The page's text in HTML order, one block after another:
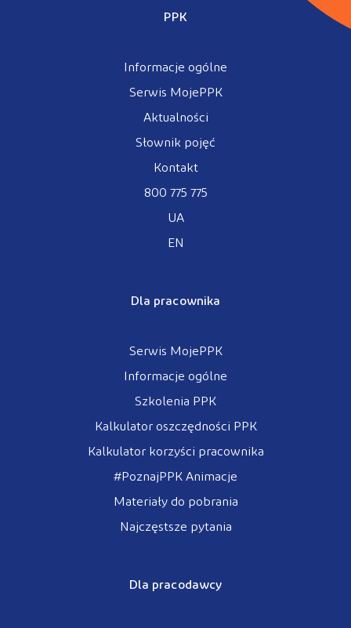
PPK
Informacje ogólne
Serwis MojePPK
Aktualności
Słownik pojęć
Kontakt
800 775 775
UA
EN
Dla pracownika
Serwis MojePPK
Informacje ogólne
Szkolenia PPK
Kalkulator oszczędności PPK
Kalkulator korzyści pracownika
#PoznajPPK Animacje
Materiały do pobrania
Najczęstsze pytania
Dla pracodawcy